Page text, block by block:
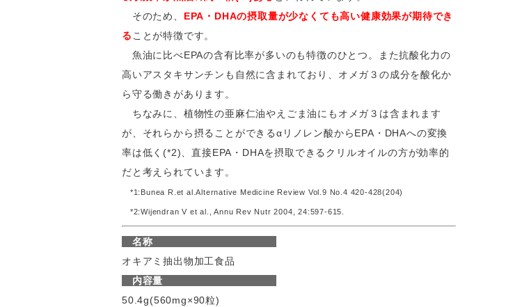
そのため、 EPA・DHAの摂取量が少なくても高い健康効果が期待でき
ることが特徴です。
魚油に比べEPAの含有比率が多いのも特徴のひとつ。また抗酸化力の
高いアスタキサンチンも自然に含まれており、オメガ３の成分を酸化か
ら守る働きがあります。
ちなみに、植物性の亜麻仁油やえごま油にもオメガ３は含まれます
が、それらから摂ることができるαリノレン酸からEPA・DHAへの変換
率は低く(*2)、直接EPA・DHAを摂取できるクリルオイルの方が効率的
だと考えられています。
*1:Bunea R.et al.Alternative Medicine Review Vol.9 No.4 420-428(204)
*2:Wijendran V et al., Annu Rev Nutr 2004, 24:597-615.
名称
オキアミ抽出物加工食品
内容量
50.4g(560mg×90粒)